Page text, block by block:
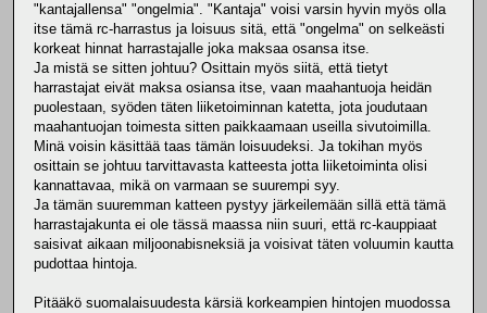
"kantajallensa" "ongelmia". "Kantaja" voisi varsin hyvin myös olla
itse tämä rc-harrastus ja loisuus sitä, että "ongelma" on selkeästi
korkeat hinnat harrastajalle joka maksaa osansa itse.
Ja mistä se sitten johtuu? Osittain myös siitä, että tietyt
harrastajat eivät maksa osiansa itse, vaan maahantuoja heidän
puolestaan, syöden täten liiketoiminnan katetta, jota joudutaan
maahantuojan toimesta sitten paikkaamaan useilla sivutoimilla.
Minä voisin käsittää taas tämän loisuudeksi. Ja tokihan myös
osittain se johtuu tarvittavasta katteesta jotta liiketoiminta olisi
kannattavaa, mikä on varmaan se suurempi syy.
Ja tämän suuremman katteen pystyy järkeilemään sillä että tämä
harrastajakunta ei ole tässä maassa niin suuri, että rc-kauppiaat
saisivat aikaan miljoonabisneksiä ja voisivat täten voluumin kautta
pudottaa hintoja.
Pitääkö suomalaisuudesta kärsiä korkeampien hintojen muodossa